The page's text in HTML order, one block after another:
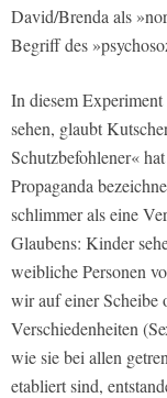
David/Brenda als
Begriff des
In diesem
sehen, glaubt
Schutzbefohlener«
Propaganda
schlimmer als eine
Glaubens: Kinder
weibliche Personen
wir auf einer Scheibe
Verschiedenheiten
wie sie bei allen
etabliert sind,